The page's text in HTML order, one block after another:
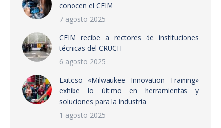
conocen el CEIM
7 agosto 2025
CEIM recibe a rectores de instituciones
técnicas del CRUCH
6 agosto 2025
Exitoso «Milwaukee Innovation Training»
exhibe lo último en herramientas y
soluciones para la industria
1 agosto 2025